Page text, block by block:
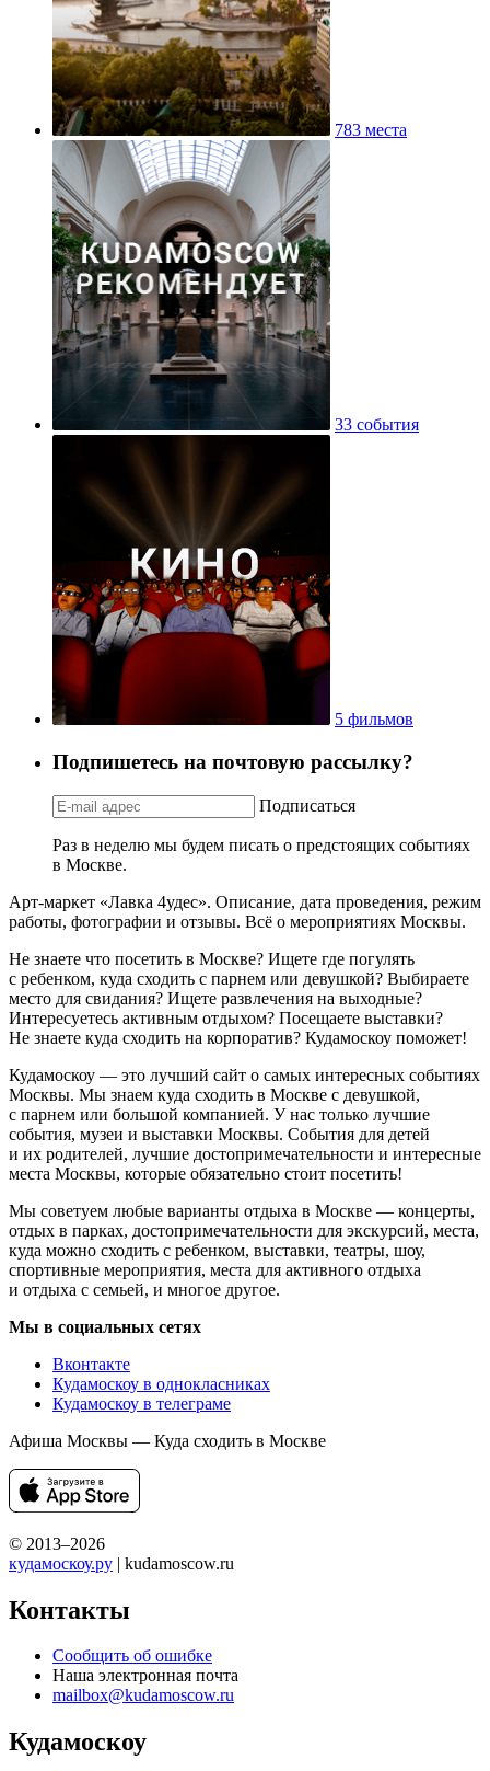
783 места
33 события
5 фильмов
Подпишетесь на почтовую рассылку?
Подписаться
Раз в неделю мы будем писать о предстоящих событиях
в Москве.
Арт-маркет «Лавка 4удес». Описание, дата проведения, режим
работы, фотографии и отзывы. Всё о мероприятиях Москвы.
Не знаете что посетить в Москве? Ищете где погулять
с ребенком, куда сходить с парнем или девушкой? Выбираете
место для свидания? Ищете развлечения на выходные?
Интересуетесь активным отдыхом? Посещаете выставки?
Не знаете куда сходить на корпоратив? Кудамоскоу поможет!
Кудамоскоу — это лучший сайт о самых интересных событиях
Москвы. Мы знаем куда сходить в Москве с девушкой,
с парнем или большой компанией. У нас только лучшие
события, музеи и выставки Москвы. События для детей
и их родителей, лучшие достопримечательности и интересные
места Москвы, которые обязательно стоит посетить!
Мы советуем любые варианты отдыха в Москве — концерты,
отдых в парках, достопримечательности для экскурсий, места,
куда можно сходить с ребенком, выставки, театры, шоу,
спортивные мероприятия, места для активного отдыха
и отдыха с семьей, и многое другое.
Мы в социальных сетях
Вконтакте
Кудамоскоу в однокласниках
Кудамоскоу в телеграме
Афиша Москвы — Куда сходить в Москве
© 2013–2026
кудамоскоу.ру | kudamoscow.ru
Контакты
Сообщить об ошибке
Наша электронная почта
mailbox@kudamoscow.ru
Кудамоскоу